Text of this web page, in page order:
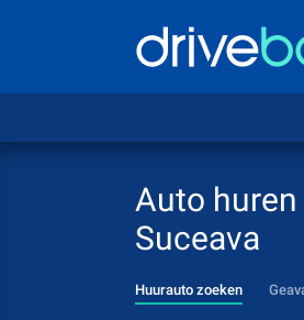
Auto
Suceava
Huurauto zoeken